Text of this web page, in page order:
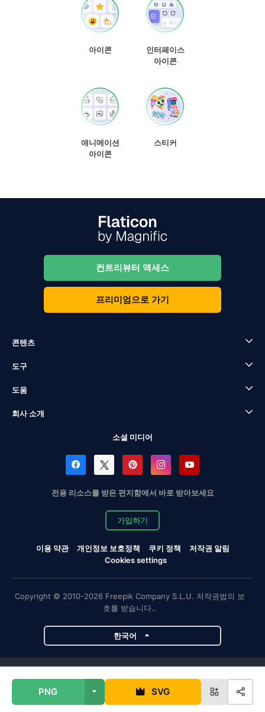
PNG SVG
아이콘
인터페이스
아이콘
애니메이션
아이콘
스티커
컨트리뷰터 액세스
프리미엄으로 가기
콘텐츠
도구
도움
회사 소개
소셜 미디어
전용 리소스를 받은 편지함에서 바로 받아보세요
가입하기
이용 약관 개인정보 보호정책 쿠키 정책
저작권 알림
Cookies settings
Copyright © 2010-2026 Freepik Company S.L.U. 저작권법의 보
호를 받습니다..
한국어